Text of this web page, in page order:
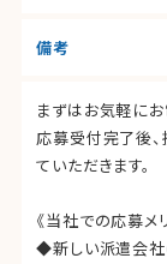
備考
まずはお気軽にお
応募受付完了後
ていただきます。
《当社での応募メ
◆新しい派遣会